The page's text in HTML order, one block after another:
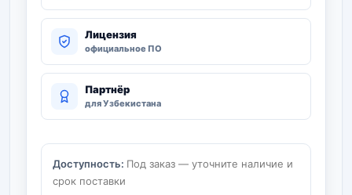
Лицензия
официальное ПО
Партнёр
для Узбекистана
Доступность: Под заказ — уточните наличие и
срок поставки